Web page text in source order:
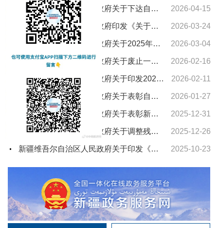
新疆维吾尔自治区人民政府关于下达自治区“十五五”期间年森林采伐限额的通知 2026-04-15
新疆维吾尔自治区人民政府印发《关于进一步支持养老服务发展十条措施》的通知 2026-03-24
新疆维吾尔自治区人民政府关于2025年新疆维吾尔自治区教学成果奖授奖的决定 2026-03-04
新疆维吾尔自治区人民政府关于废止一批自治区人民政府文件的通知 2026-02-16
新疆维吾尔自治区人民政府关于印发2026年自治区国民经济和社会发展计划及主要指标的通知 2026-02-11
新疆维吾尔自治区人民政府关于表彰自治区城市建设先进集体和先进个人的决定 2026-01-27
新疆维吾尔自治区人民政府关于表彰新疆维吾尔自治区农村水利工作先进集体和先进个人的决定 2025-12-31
新疆维吾尔自治区人民政府关于调整残疾、孤老人员和烈属所得减征个人所得税的通知 2025-12-26
新疆维吾尔自治区人民政府关于印发《新疆维吾尔自治区车船税实施办法》的通知 2025-10-23